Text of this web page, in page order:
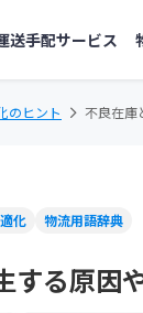
送手配サービス
のヒント 不良在庫
化 物流用語辞典
する原因